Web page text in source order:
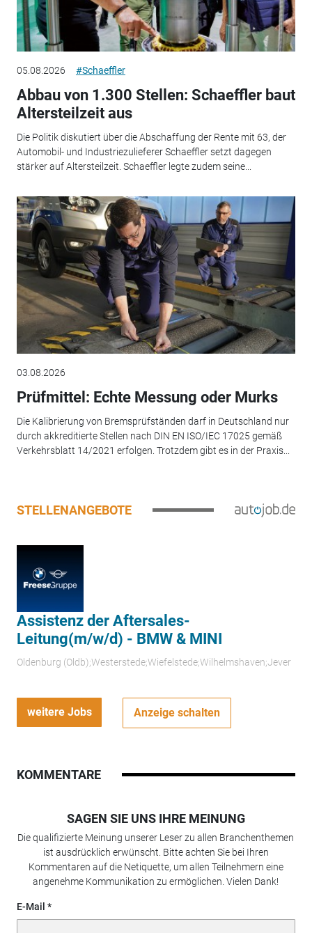
05.08.2026 #Schaeffler
Abbau von 1.300 Stellen: Schaeffler baut
Altersteilzeit aus
Die Politik diskutiert über die Abschaffung der Rente mit 63, der
Automobil- und Industriezulieferer Schaeffler setzt dagegen
stärker auf Altersteilzeit. Schaeffler legte zudem seine...
03.08.2026
Prüfmittel: Echte Messung oder Murks
Die Kalibrierung von Bremsprüfständen darf in Deutschland nur
durch akkreditierte Stellen nach DIN EN ISO/IEC 17025 gemäß
Verkehrsblatt 14/2021 erfolgen. Trotzdem gibt es in der Praxis...
STELLENANGEBOTE
Assistenz der Aftersales-
Leitung(m/w/d) - BMW & MINI
Oldenburg (Oldb);Westerstede;Wiefelstede;Wilhelmshaven;Jever
weitere Jobs Anzeige schalten
KOMMENTARE
SAGEN SIE UNS IHRE MEINUNG
Die qualifizierte Meinung unserer Leser zu allen Branchenthemen
ist ausdrücklich erwünscht. Bitte achten Sie bei Ihren
Kommentaren auf die Netiquette, um allen Teilnehmern eine
angenehme Kommunikation zu ermöglichen. Vielen Dank!
E-Mail